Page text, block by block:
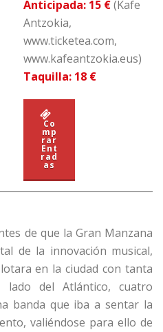
Anticipada: 15 €(Kafe
Antzokia,
www.ticketea.com,
www.kafeantzokia.eus)
Taquilla: 18 €
Co
mp
rar
Ent
rad
as
de que la Gran Manzana
de la innovación musical,
en la ciudad con tanta
lado del Atlántico, cuatro
banda que iba a sentar la
valiéndose para ello de